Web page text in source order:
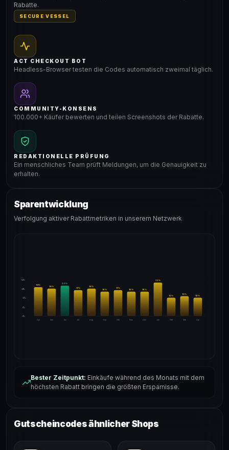
Rabatte.
SECURE VESSEL
ACT CHECKOUT BOT
Headless-Browser testen die Codes automatisch zweimal täglich.
COMMUNITY-KONSENS
100.000+ Käufer bewerten und teilen Screenshots der Rabatte.
REDAKTIONELLE PRÜFUNG
Ein menschliches Team prüft Meldungen, um die Genauigkeit zu
erhalten.
Sparentwicklung
Verfolgung aktiver Rabattmetriken in unserem Netzwerk
24%
18%
12%
6%
0%
Apr
19%
Mai
18%
Jun
20%
Jul
17%
Aug
18%
Sep
16%
Okt
17%
Nov
16%
Dez
16%
Jan
22%
Feb
12%
Mär
13%
Apr
12%
Bester Zeitpunkt: Einkäufe während des Monats mit dem
höchsten Rabatt bringen die größten Ersparnisse.
Gutscheincodes ähnlicher Shops